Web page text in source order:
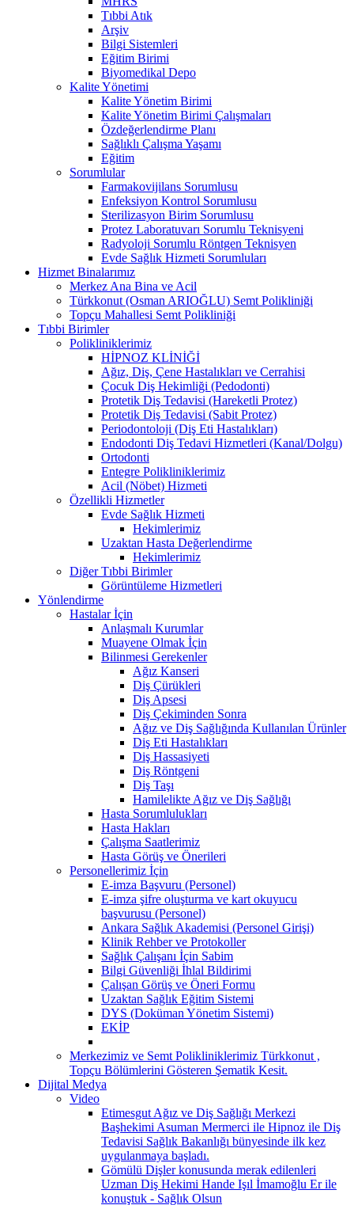
Tıbbi Atık
Arşiv
Bilgi Sistemleri
Eğitim Birimi
Biyomedikal Depo
Kalite Yönetimi
Kalite Yönetim Birimi
Kalite Yönetim Birimi Çalışmaları
Özdeğerlendirme Planı
Sağlıklı Çalışma Yaşamı
Eğitim
Sorumlular
Farmakovijilans Sorumlusu
Enfeksiyon Kontrol Sorumlusu
Sterilizasyon Birim Sorumlusu
Protez Laboratuvarı Sorumlu Teknisyeni
Radyoloji Sorumlu Röntgen Teknisyen
Evde Sağlık Hizmeti Sorumluları
Hizmet Binalarımız
Merkez Ana Bina ve Acil
Türkkonut (Osman ARIOĞLU) Semt Polikliniği
Topçu Mahallesi Semt Polikliniği
Tıbbi Birimler
Polikliniklerimiz
HİPNOZ KLİNİĞİ
Ağız, Diş, Çene Hastalıkları ve Cerrahisi
Çocuk Diş Hekimliği (Pedodonti)
Protetik Diş Tedavisi (Hareketli Protez)
Protetik Diş Tedavisi (Sabit Protez)
Periodontoloji (Diş Eti Hastalıkları)
Endodonti Diş Tedavi Hizmetleri (Kanal/Dolgu)
Ortodonti
Entegre Polikliniklerimiz
Acil (Nöbet) Hizmeti
Özellikli Hizmetler
Evde Sağlık Hizmeti
Hekimlerimiz
Uzaktan Hasta Değerlendirme
Hekimlerimiz
Diğer Tıbbi Birimler
Görüntüleme Hizmetleri
Yönlendirme
Hastalar İçin
Anlaşmalı Kurumlar
Muayene Olmak İçin
Bilinmesi Gerekenler
Ağız Kanseri
Diş Çürükleri
Diş Apsesi
Diş Çekiminden Sonra
Ağız ve Diş Sağlığında Kullanılan Ürünler
Diş Eti Hastalıkları
Diş Hassasiyeti
Diş Röntgeni
Diş Taşı
Hamilelikte Ağız ve Diş Sağlığı
Hasta Sorumlulukları
Hasta Hakları
Çalışma Saatlerimiz
Hasta Görüş ve Önerileri
Personellerimiz İçin
E-imza Başvuru (Personel)
E-imza şifre oluşturma ve kart okuyucu
başvurusu (Personel)
Ankara Sağlık Akademisi (Personel Girişi)
Klinik Rehber ve Protokoller
Sağlık Çalışanı İçin Sabim
Bilgi Güvenliği İhlal Bildirimi
Çalışan Görüş ve Öneri Formu
Uzaktan Sağlık Eğitim Sistemi
DYS (Doküman Yönetim Sistemi)
EKİP
Merkezimiz ve Semt Polikliniklerimiz Türkkonut ,
Topçu Bölümlerini Gösteren Şematik Kesit.
Dijital Medya
Video
Etimesgut Ağız ve Diş Sağlığı Merkezi
Başhekimi Asuman Mermerci ile Hipnoz ile Diş
Tedavisi Sağlık Bakanlığı bünyesinde ilk kez
uygulanmaya başladı.
Gömülü Dişler konusunda merak edilenleri
Uzman Diş Hekimi Hande Işıl İmamoğlu Er ile
konuştuk - Sağlık Olsun